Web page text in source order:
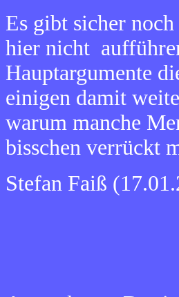
Es gibt sicher
hier nicht
Hauptargumente
einigen damit
warum manche
bisschen verrückt
Stefan Faiß